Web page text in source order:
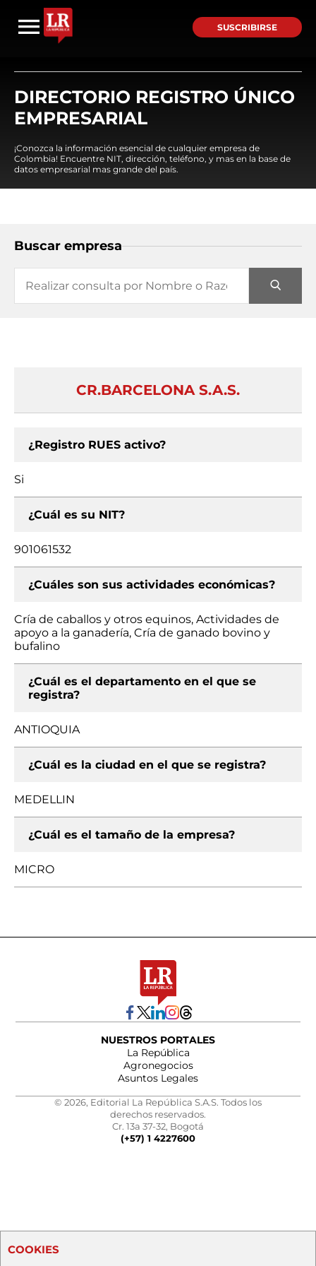
SUSCRIBIRSE
DIRECTORIO REGISTRO ÚNICO
EMPRESARIAL
¡Conozca la información esencial de cualquier empresa de
Colombia! Encuentre NIT, dirección, teléfono, y mas en la base de
datos empresarial mas grande del país.
Buscar empresa
CR.BARCELONA S.A.S.
¿Registro RUES activo?
Si
¿Cuál es su NIT?
901061532
¿Cuáles son sus actividades económicas?
Cría de caballos y otros equinos, Actividades de
apoyo a la ganadería, Cría de ganado bovino y
bufalino
¿Cuál es el departamento en el que se
registra?
ANTIOQUIA
¿Cuál es la ciudad en el que se registra?
MEDELLIN
¿Cuál es el tamaño de la empresa?
MICRO
NUESTROS PORTALES
La República
Agronegocios
Asuntos Legales
© 2026, Editorial La República S.A.S. Todos los
derechos reservados.
Cr. 13a 37-32, Bogotá
(+57) 1 4227600
COOKIES